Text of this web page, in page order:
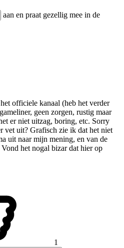
aan en praat gezellig mee in de
officiele kanaal (heb het verder
geen zorgen, rustig maar
er niet uitzag, boring, etc. Sorry
vet uit? Grafisch zie ik dat het niet
uit naar mijn mening, en van de
het nogal bizar dat hier op
1